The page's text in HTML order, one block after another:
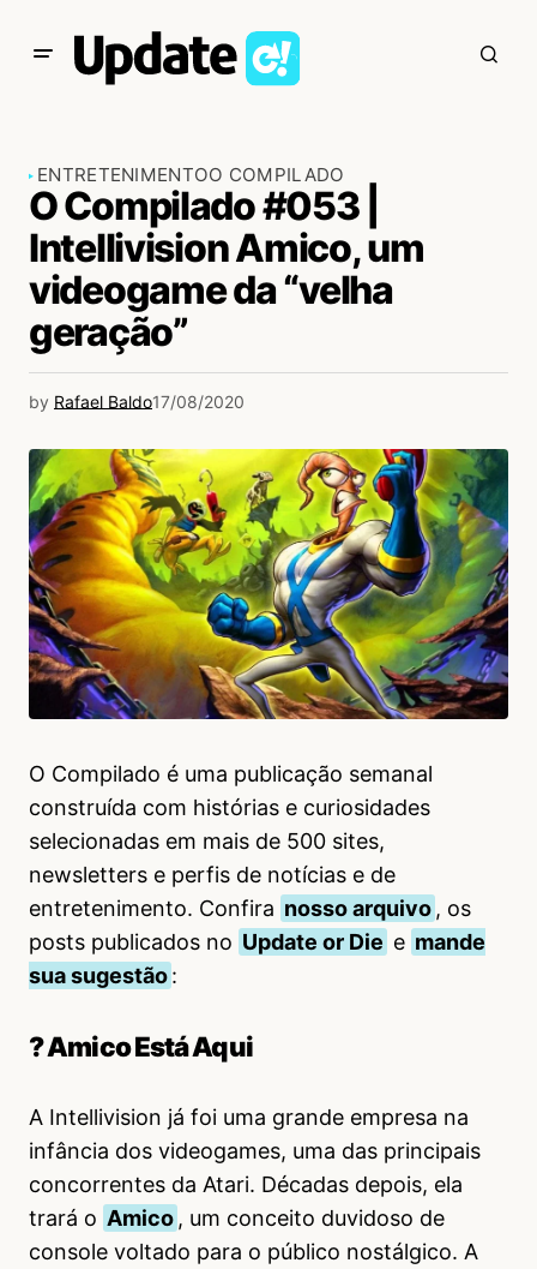
ENTRETENIMENTOO COMPILADO
O Compilado #053 |
Intellivision Amico, um
videogame da “velha
geração”
by Rafael Baldo17/08/2020
O Compilado é uma publicação semanal
construída com histórias e curiosidades
selecionadas em mais de 500 sites,
newsletters e perfis de notícias e de
entretenimento. Confira nosso arquivo, os
posts publicados no Update or Die e mande
sua sugestão:
? Amico Está Aqui
A Intellivision já foi uma grande empresa na
infância dos videogames, uma das principais
concorrentes da Atari. Décadas depois, ela
trará o Amico, um conceito duvidoso de
console voltado para o público nostálgico. A